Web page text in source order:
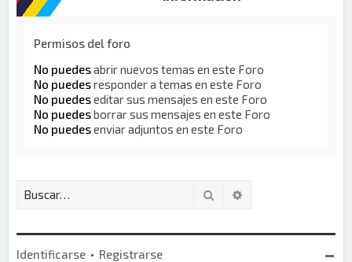
Permisos del foro
No puedesabrir nuevos temas en este Foro
No puedesresponder a temas en este Foro
No puedeseditar sus mensajes en este Foro
No puedesborrar sus mensajes en este Foro
No puedesenviar adjuntos en este Foro
Buscar
Identificarse • Registrarse